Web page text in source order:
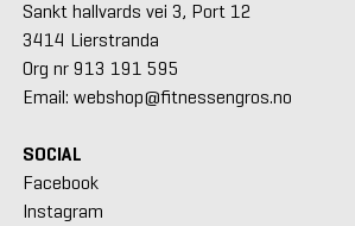
Sankt hallvards vei 3, Port 12
3414 Lierstranda
Org nr 913 191 595
Email: webshop@fitnessengros.no
SOCIAL
Facebook
Instagram